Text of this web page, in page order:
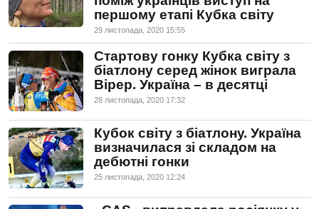
першому етапі Кубка світу
29 листопада, 2020 15:55
Стартову гонку Кубка світу з
біатлону серед жінок виграла
Вірер. Україна – в десятці
28 листопада, 2020 17:32
Кубок світу з біатлону. Україна
визначилася зі складом на
дебютні гонки
25 листопада, 2020 12:24